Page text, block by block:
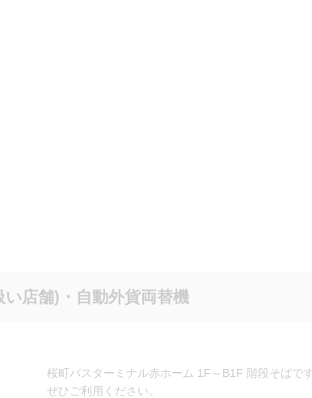
店舗)・自動外貨両替機
桜町バスターミナル赤ホーム 1F～B1F 階段そばで
ぜひご利用ください。